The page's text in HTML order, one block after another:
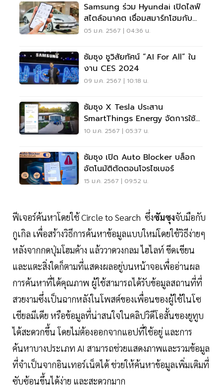
Samsung ร่วม Hyundai เปิดไลฟ์
สไตล์อนาคต เชื่อมสมาร์ทโฮมกับ
รถยนต์ EV
05 ม.ค. 2567 | 04:36 น.
ซัมซุง ชูวิสัยทัศน์ “AI For All” ใน
งาน CES 2024
09 ม.ค. 2567 | 10:18 น.
ซัมซุง X Tesla ประสาน
SmartThings Energy จัดการใช้
พลังงานในบ้าน
10 ม.ค. 2567 | 05:37 น.
ซัมซุง เปิด Auto Blocker บล็อก
อัตโนมัติตัดตอนโจรไซเบอร์
15 ม.ค. 2567 | 09:52 น.
ฟีเจอร์ค้นหาโดยใช้ Circle to Search ซึ่งซัมซุงจับมือกับ
กูเกิล เพื่อสร้างวิธีการค้นหาข้อมูลแบบใหม่โดยใช้วิธีง่ายๆ
หลังจากกดปุ่มโฮมค้าง แล้ววาดวงกลม ไฮไลท์ ขีดเขียน
และแตะสิ่งใดก็ตามที่แสดงผลอยู่บนหน้าจอเพื่ออ่านผล
การค้นหาที่ได้คุณภาพ ผู้ใช้สามารถได้รับข้อมูลสถานที่ที่
สวยงามซึ่งเป็นฉากหลังในโพสต์ของเพื่อนของผู้ใช้ในโซ
เชียลมีเดีย หรือข้อมูลที่น่าสนใจในคลิปวิดีโอสั้นของยูทูบ
ได้สะดวกขึ้น โดยไม่ต้องออกจากแอปที่ใช้อยู่ และการ
ค้นหาบางประเภท AI สามารถช่วยแสดงภาพและรวมข้อมูล
ที่จำเป็นจากอินเทอร์เน็ตได้ ช่วยให้ค้นหาข้อมูลเพิ่มเติมที่
ซับซ้อนขึ้นได้ง่าย และสะดวกมาก